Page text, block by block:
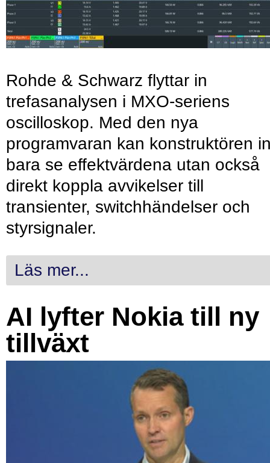
Rohde & Schwarz flyttar in
trefasanalysen i MXO-seriens
oscilloskop. Med den nya
programvaran kan konstruktören
bara se effektvärdena utan också
direkt koppla avvikelser till
transienter, switchhändelser och
styrsignaler.
Läs mer...
AI lyfter Nokia till ny
tillväxt